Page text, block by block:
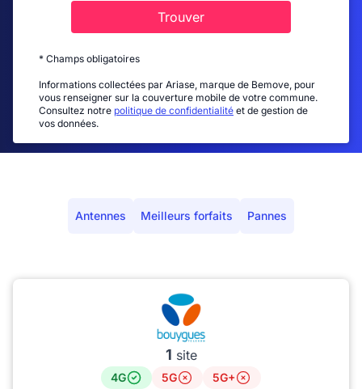
Trouver
* Champs obligatoires
Informations collectées par Ariase, marque de Bemove, pour
vous renseigner sur la couverture mobile de votre commune.
Consultez notre politique de confidentialité et de gestion de
vos données.
Antennes Meilleurs forfaits Pannes
1 site
4G 5G
5G+